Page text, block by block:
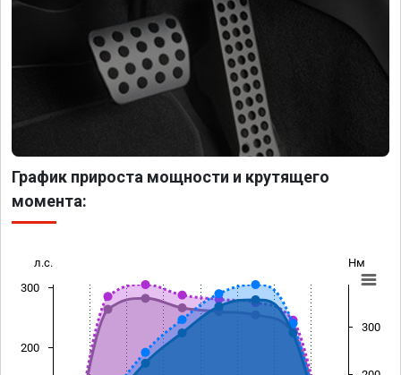
График прироста мощности и крутящего
момента:
л.с. Нм
200
300
300